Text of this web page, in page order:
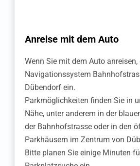
Anreise mit dem Auto
Wenn Sie mit dem Auto anreisen,
Navigationssystem
Dübendorf ein.
Parkmöglichkeiten finden Sie in
Nähe, unter anderem in der
der Bahnhofstrasse oder in den
Parkhäusern im Zentrum von
Bitte planen Sie einige Minuten
Lachen
Luzern Zentravis
Pfäffikon ZH
Schaffhausen